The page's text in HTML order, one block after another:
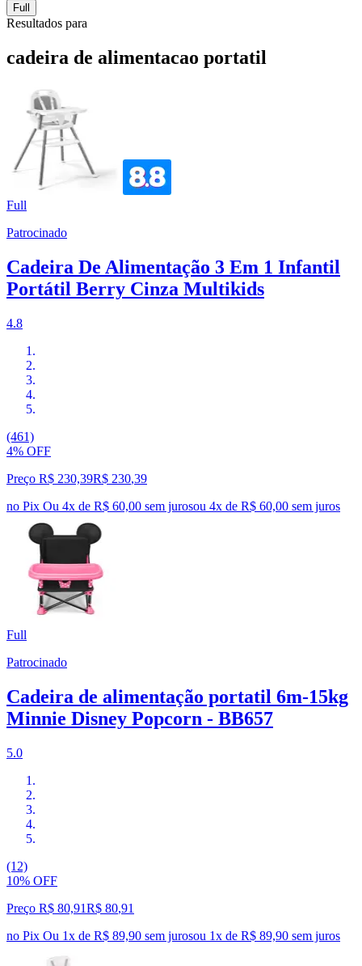
Full
Resultados para
cadeira de alimentacao portatil
Full
Patrocinado
Cadeira De Alimentação 3 Em 1 Infantil
Portátil Berry Cinza Multikids
4.8
(461)
4% OFF
Preço R$ 230,39R$ 230,39
no Pix Ou 4x de R$ 60,00 sem jurosou 4x de R$ 60,00 sem juros
Full
Patrocinado
Cadeira de alimentação portatil 6m-15kg
Minnie Disney Popcorn - BB657
5.0
(12)
10% OFF
Preço R$ 80,91R$ 80,91
no Pix Ou 1x de R$ 89,90 sem jurosou 1x de R$ 89,90 sem juros